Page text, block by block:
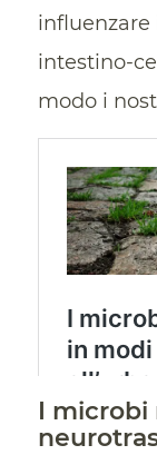
influenzare
intestino-
modo i
I microbi